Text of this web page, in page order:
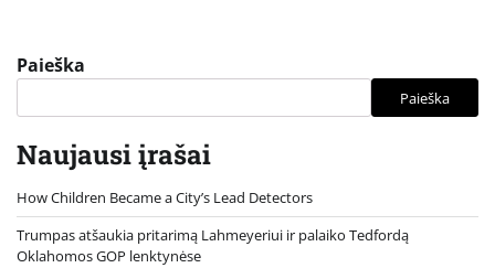
Paieška
Paieška
Naujausi įrašai
How Children Became a City’s Lead Detectors
Trumpas atšaukia pritarimą Lahmeyeriui ir palaiko Tedfordą
Oklahomos GOP lenktynėse